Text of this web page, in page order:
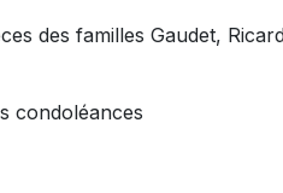
des familles Gaudet,
condoléances